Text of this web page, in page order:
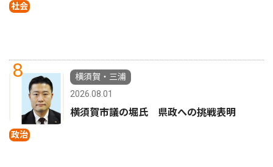
社会
8
政治
横須賀・三浦
2026.08.01
横須賀市議の堀氏 県政への挑戦表明